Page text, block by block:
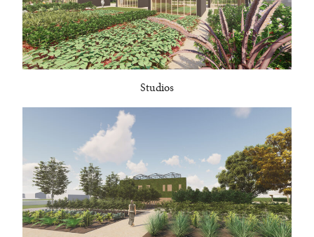
Studios